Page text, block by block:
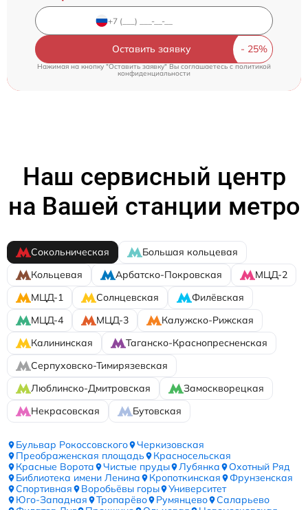
Оставить заявку
Нажимая на кнопку "Оставить заявку" Вы соглашаетесь c политикой
конфиденциальности
Наш сервисный центр
на Вашей станции метро
Сокольническая
Большая кольцевая
Кольцевая
Арбатско-Покровская
МЦД-2
МЦД-1
Солнцевская
Филёвская
МЦД-4
МЦД-3
Калужско-Рижская
Калининская
Таганско-Краснопресненская
Серпуховско-Тимирязевская
Люблинско-Дмитровская
Замоскворецкая
Некрасовская
Бутовская
Бульвар Рокоссовского
Черкизовская
Преображенская площадь
Красносельская
Красные Ворота
Чистые пруды Лубянка
Охотный Ряд
Библиотека имени Ленина
Кропоткинская
Фрунзенская
Спортивная
Воробьёвы горы
Университет
Юго-Западная
Тропарёво Румянцево
Саларьево